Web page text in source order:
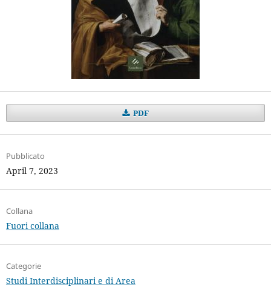
PDF
Pubblicato
April 7, 2023
Collana
Fuori collana
Categorie
Studi Interdisciplinari e di Area